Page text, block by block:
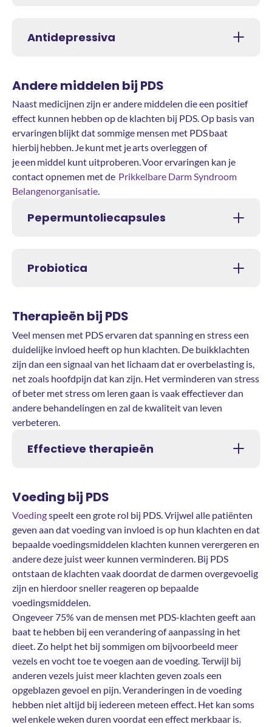
Antidepressiva
Andere middelen bij PDS
Naast medicijnen zijn er andere middelen die een positief
effect kunnen hebben op de klachten bij PDS. Op basis van
ervaringen blijkt dat sommige mensen met PDS baat
hierbij hebben. Je kunt met je arts overleggen of
je een middel kunt uitproberen. Voor ervaringen kan je
contact opnemen met de Prikkelbare Darm Syndroom
Belangenorganisatie.
Pepermuntoliecapsules
Probiotica
Therapieën bij PDS
Veel mensen met PDS ervaren dat spanning en stress een
duidelijke invloed heeft op hun klachten. De buikklachten
zijn dan een signaal van het lichaam dat er overbelasting is,
net zoals hoofdpijn dat kan zijn. Het verminderen van stress
of beter met stress om leren gaan is vaak effectiever dan
andere behandelingen en zal de kwaliteit van leven
verbeteren.
Effectieve therapieën
Voeding bij PDS
Voedingspeelt een grote rol bij PDS. Vrijwel alle patiënten
geven aan dat voeding van invloed is op hun klachten en dat
bepaalde voedingsmiddelen klachten kunnen verergeren en
andere deze juist weer kunnen verminderen. Bij PDS
ontstaan de klachten vaak doordat de darmen overgevoelig
zijn en hierdoor sneller reageren op bepaalde
voedingsmiddelen.
Ongeveer 75% van de mensen met PDS-klachten geeft aan
baat te hebben bij een verandering of aanpassing in het
dieet. Zo helpt het bij sommigen om bijvoorbeeld meer
vezels en vocht toe te voegen aan de voeding. Terwijl bij
anderen vezels juist meer klachten geven zoals een
opgeblazen gevoel en pijn. Veranderingen in de voeding
hebben niet altijd bij iedereen meteen effect. Het kan soms
wel enkele weken duren voordat een effect merkbaar is.